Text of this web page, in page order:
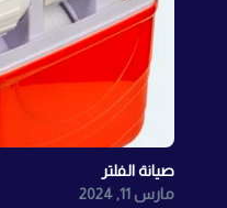
صيانة الفلتر
مارس 11, 2024